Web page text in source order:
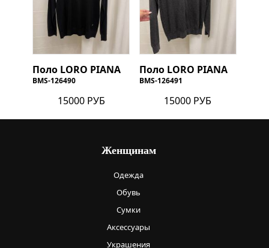
Поло LORO PIANA
BMS-126490
15000 РУБ
Поло LORO PIANA
BMS-126491
15000 РУБ
Женщинам
Одежда
Обувь
Сумки
Аксессуары
Украшения